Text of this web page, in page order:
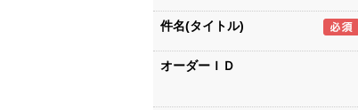
件名(タイトル)
オーダーＩＤ